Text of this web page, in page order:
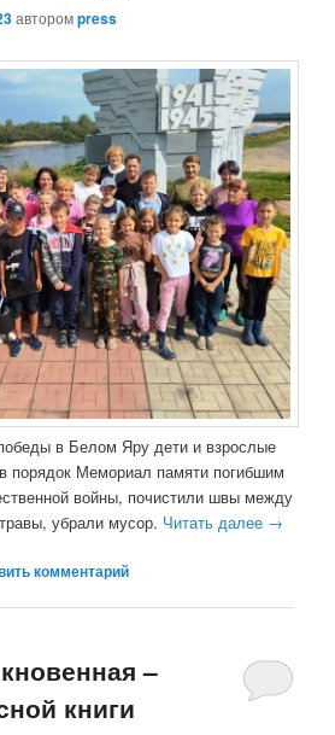
авторомpress
в Белом Яру дети и взрослые
порядок Мемориал памяти погибшим
войны, почистили швы между
убрали мусор. Читать далее →
комментарий
–
книги